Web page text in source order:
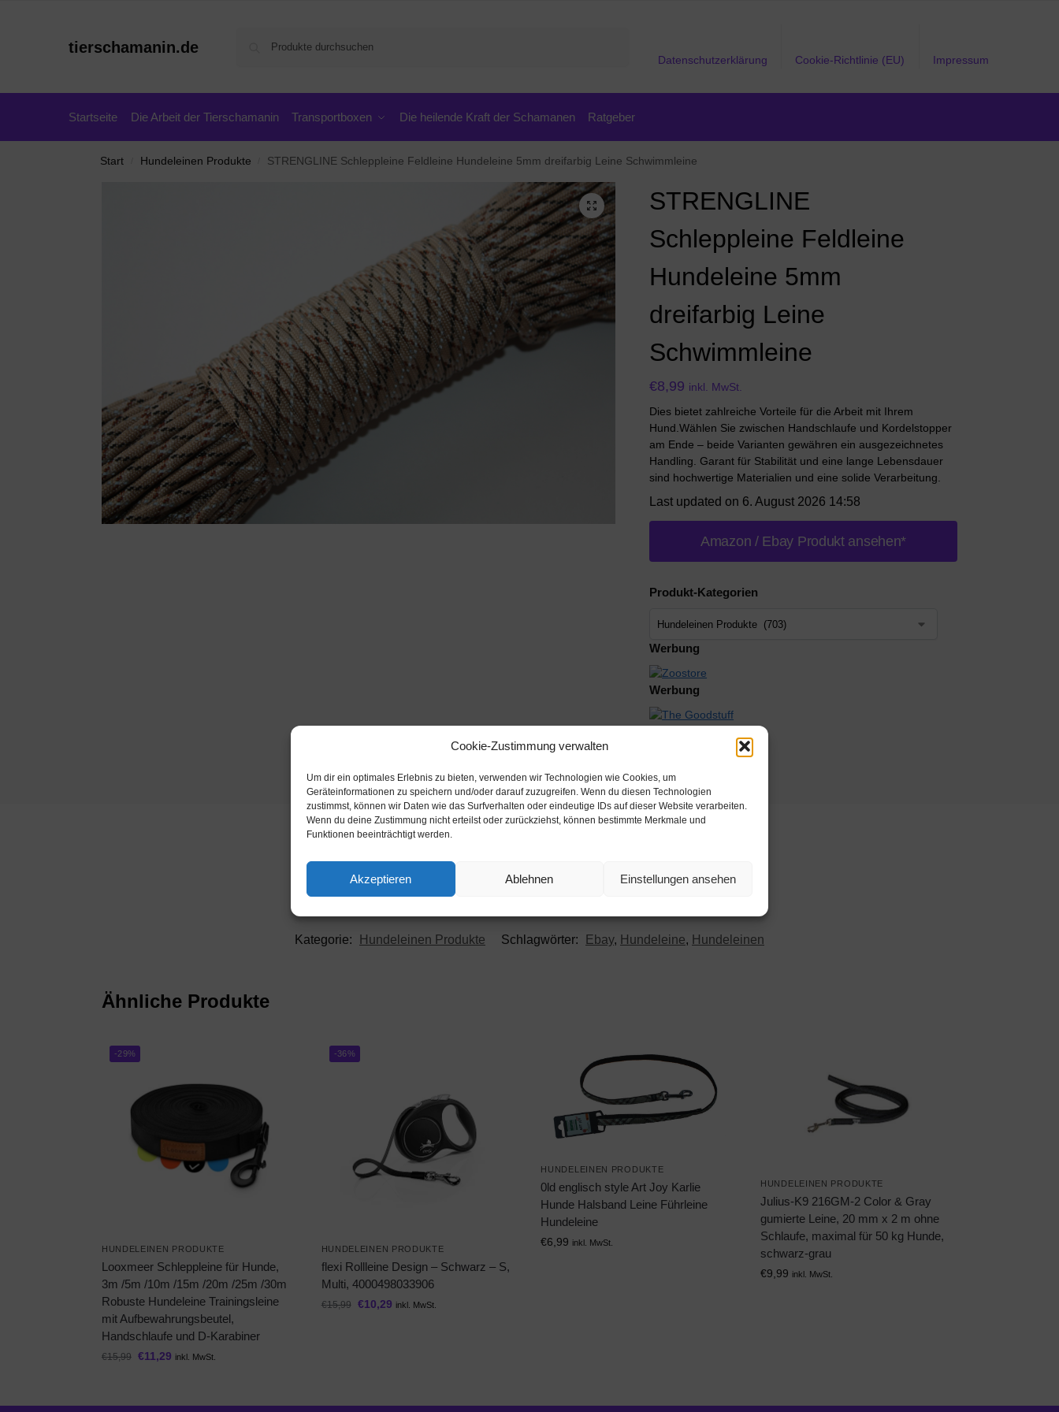
Cookie-Zustimmung verwalten
Um dir ein optimales Erlebnis zu bieten, verwenden wir Technologien wie Cookies, um
Geräteinformationen zu speichern und/oder darauf zuzugreifen. Wenn du diesen Technologien
zustimmst, können wir Daten wie das Surfverhalten oder eindeutige IDs auf dieser Website verarbeiten.
Wenn du deine Zustimmung nicht erteilst oder zurückziehst, können bestimmte Merkmale und
Funktionen beeinträchtigt werden.
Akzeptieren Ablehnen Einstellungen ansehen
tierschamanin.de
Datenschutzerklärung Cookie-Richtlinie (EU) Impressum
Startseite Die Arbeit der Tierschamanin Transportboxen Die heilende Kraft der Schamanen Ratgeber
Start Hundeleinen Produkte STRENGLINE Schleppleine Feldleine Hundeleine 5mm dreifarbig Leine Schwimmleine
STRENGLINE
Schleppleine Feldleine
Hundeleine 5mm
dreifarbig Leine
Schwimmleine
€8,99 inkl. MwSt.
Dies bietet zahlreiche Vorteile für die Arbeit mit Ihrem
Hund.Wählen Sie zwischen Handschlaufe und Kordelstopper
am Ende – beide Varianten gewähren ein ausgezeichnetes
Handling. Garant für Stabilität und eine lange Lebensdauer
sind hochwertige Materialien und eine solide Verarbeitung.
Last updated on 6. August 2026 14:58
Amazon / Ebay Produkt ansehen*
Produkt-Kategorien
Werbung
Werbung
Kategorie: Hundeleinen Produkte Schlagwörter: Ebay, Hundeleine, Hundeleinen
Ähnliche Produkte
-29%
HUNDELEINEN PRODUKTE
Looxmeer Schleppleine für Hunde,
3m /5m /10m /15m /20m /25m /30m
Robuste Hundeleine Trainingsleine
mit Aufbewahrungsbeutel,
Handschlaufe und D-Karabiner
€15,99 €11,29 inkl. MwSt.
-36%
HUNDELEINEN PRODUKTE
flexi Rollleine Design – Schwarz – S,
Multi, 4000498033906
€15,99 €10,29 inkl. MwSt.
HUNDELEINEN PRODUKTE
0ld englisch style Art Joy Karlie
Hunde Halsband Leine Führleine
Hundeleine
€6,99 inkl. MwSt.
HUNDELEINEN PRODUKTE
Julius-K9 216GM-2 Color & Gray
gumierte Leine, 20 mm x 2 m ohne
Schlaufe, maximal für 50 kg Hunde,
schwarz-grau
€9,99 inkl. MwSt.